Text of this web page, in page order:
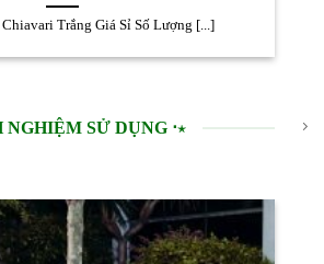
Trắng Giá Sỉ Số Lượng [...]
NGHIỆM SỬ DỤNG ⋅⋆